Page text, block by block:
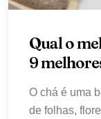
Qual o
9
O chá é uma
de folhas,